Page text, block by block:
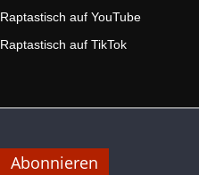
Raptastisch auf YouTube
Raptastisch auf TikTok
Abonnieren